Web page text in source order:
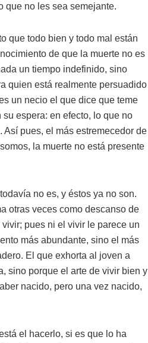
que no les sea semejante.
que todo bien y todo mal están
de que la muerte no es
un tiempo indefinido, sino
quien está realmente persuadido
un necio el que dice que teme
espera: en efecto, lo que no
pues, el más estremecedor de
la muerte no está presente
no es, y éstos ya no son.
otras veces como descanso de
pues ni el vivir le parece un
más abundante, sino el más
El que exhorta al joven a
sino porque el arte de vivir bien y
nacido, pero una vez nacido,
el hacerlo, si es que lo ha